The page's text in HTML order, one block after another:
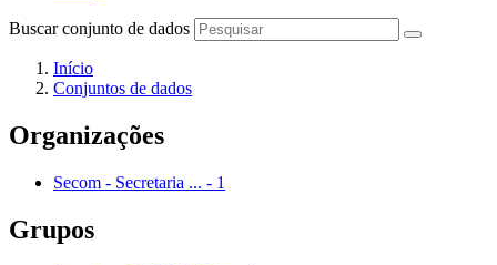
Buscar conjunto de dados
Início
Conjuntos de dados
Organizações
Secom - Secretaria ... - 1
Grupos